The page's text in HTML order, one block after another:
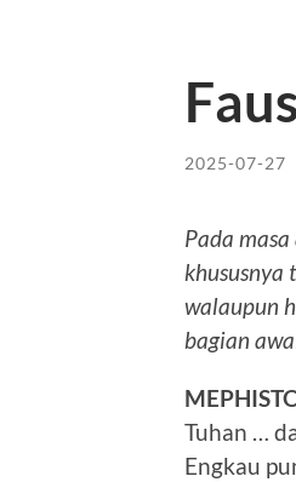
2025-07-27
Pada
khususnya
walaupun
bagian
Tuhan …
Engkau